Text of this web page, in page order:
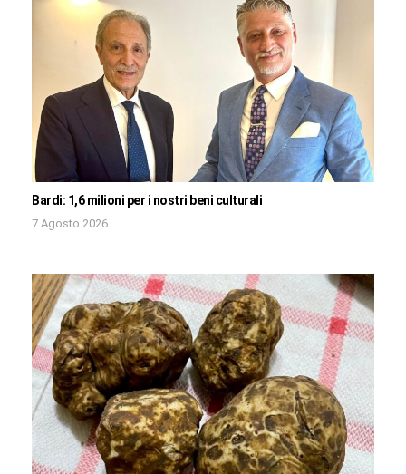
Bardi: 1,6 milioni per i nostri beni culturali
7 Agosto 2026